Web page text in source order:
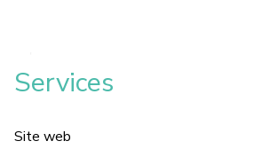
Services
Site web